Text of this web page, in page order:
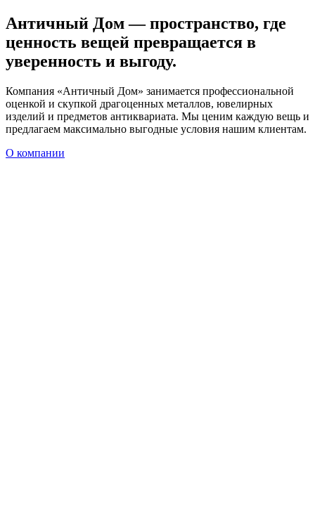
Античный Дом — пространство, где
ценность вещей превращается в
уверенность и выгоду.
Компания «Античный Дом» занимается профессиональной
оценкой и скупкой драгоценных металлов, ювелирных
изделий и предметов антиквариата. Мы ценим каждую вещь и
предлагаем максимально выгодные условия нашим клиентам.
О компании